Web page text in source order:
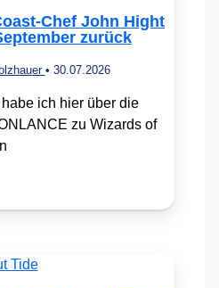
Chef John Hight
zurück
• 30.07.2026
ich hier über die
zu Wizards of